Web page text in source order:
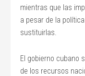
mientras que las
a pesar de la
sustituirlas.
El gobierno cubano
de los recursos